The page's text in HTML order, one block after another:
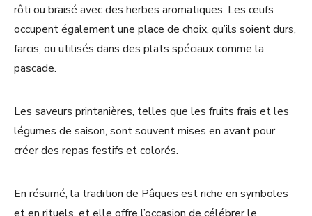
rôti ou braisé avec des herbes aromatiques. Les œufs
occupent également une place de choix, qu’ils soient durs,
farcis, ou utilisés dans des plats spéciaux comme la
pascade.
Les saveurs printanières, telles que les fruits frais et les
légumes de saison, sont souvent mises en avant pour
créer des repas festifs et colorés.
En résumé, la tradition de Pâques est riche en symboles